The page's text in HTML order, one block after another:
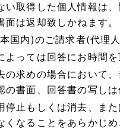
い取得した個人情報は
は返却致しかねます。
国内)のご請求者(代理
よっては回答にお時間を
の求めの場合において
書面、回答書の写しは
停止もしくは消去、ま
なることをあらかじめ